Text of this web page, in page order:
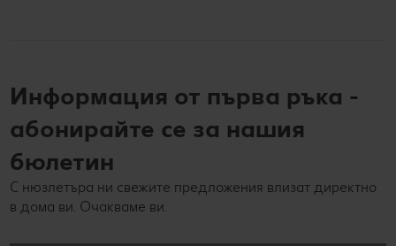
Информация от първа ръка -
абонирайте се за нашия
бюлетин
С нюзлетъра ни свежите предложения влизат директно
в дома ви. Очакваме ви.